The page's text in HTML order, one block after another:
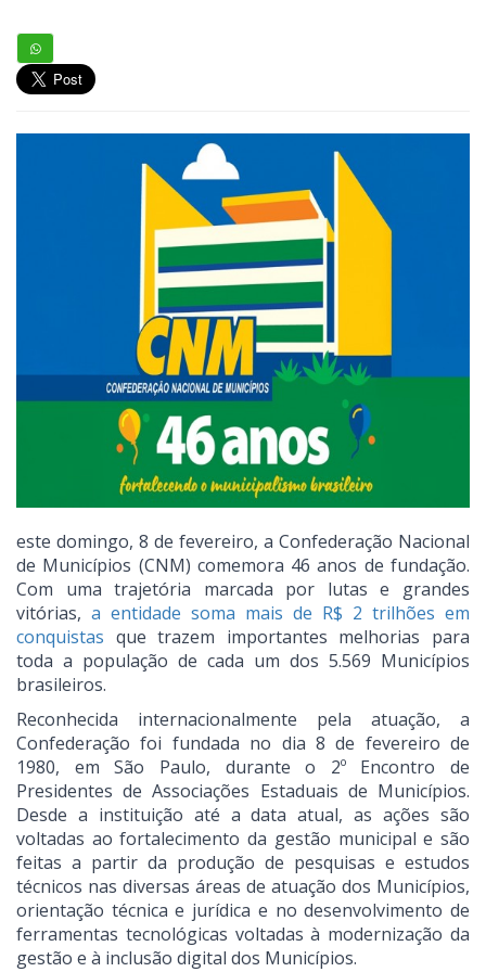
este domingo, 8 de fevereiro, a Confederação Nacional
de Municípios (CNM) comemora 46 anos de fundação.
Com uma trajetória marcada por lutas e grandes
vitórias, a entidade soma mais de R$ 2 trilhões em
conquistas que trazem importantes melhorias para
toda a população de cada um dos 5.569 Municípios
brasileiros.
Reconhecida internacionalmente pela atuação, a
Confederação foi fundada no dia 8 de fevereiro de
1980, em São Paulo, durante o 2º Encontro de
Presidentes de Associações Estaduais de Municípios.
Desde a instituição até a data atual, as ações são
voltadas ao fortalecimento da gestão municipal e são
feitas a partir da produção de pesquisas e estudos
técnicos nas diversas áreas de atuação dos Municípios,
orientação técnica e jurídica e no desenvolvimento de
ferramentas tecnológicas voltadas à modernização da
gestão e à inclusão digital dos Municípios.